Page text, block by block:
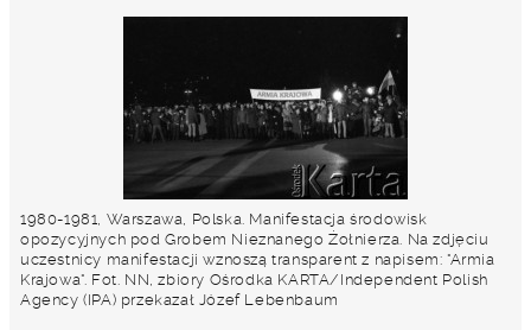
1980-1981, Warszawa, Polska. Manifestacja środowisk
opozycyjnych pod Grobem Nieznanego Żołnierza. Na zdjęciu
uczestnicy manifestacji wznoszą transparent z napisem: "Armia
Krajowa". Fot. NN, zbiory Ośrodka KARTA/Independent Polish
Agency (IPA) przekazał Józef Lebenbaum